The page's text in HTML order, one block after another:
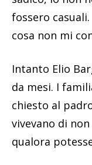
fossero
cosa non mi
Intanto Elio
da mesi. I
chiesto al
vivevano di
qualora